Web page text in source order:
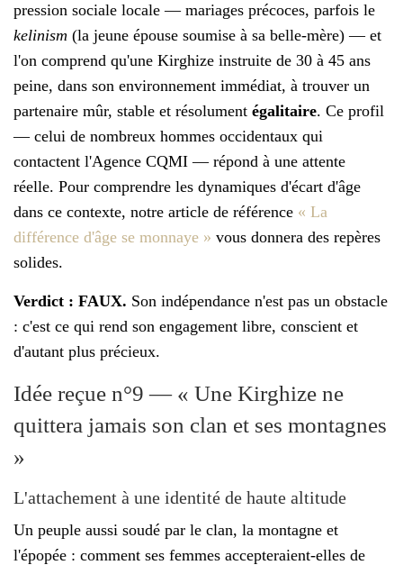
pression sociale locale — mariages précoces, parfois le
kelinism (la jeune épouse soumise à sa belle-mère) — et
l'on comprend qu'une Kirghize instruite de 30 à 45 ans
peine, dans son environnement immédiat, à trouver un
partenaire mûr, stable et résolument égalitaire. Ce profil
— celui de nombreux hommes occidentaux qui
contactent l'Agence CQMI — répond à une attente
réelle. Pour comprendre les dynamiques d'écart d'âge
dans ce contexte, notre article de référence « La
différence d'âge se monnaye » vous donnera des repères
solides.
Verdict : FAUX. Son indépendance n'est pas un obstacle
: c'est ce qui rend son engagement libre, conscient et
d'autant plus précieux.
Idée reçue n°9 — « Une Kirghize ne
quittera jamais son clan et ses montagnes
»
L'attachement à une identité de haute altitude
Un peuple aussi soudé par le clan, la montagne et
l'épopée : comment ses femmes accepteraient-elles de